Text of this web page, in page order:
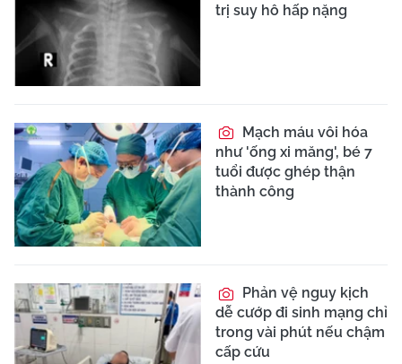
trị suy hô hấp nặng
Mạch máu vôi hóa
như 'ống xi măng', bé 7
tuổi được ghép thận
thành công
Phản vệ nguy kịch
dễ cướp đi sinh mạng chỉ
trong vài phút nếu chậm
cấp cứu